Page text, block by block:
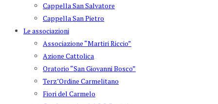
Cappella San Salvatore
Cappella San Pietro
Le associazioni
Associazione “Martiri Riccio”
Azione Cattolica
Oratorio “San Giovanni Bosco”
Terz’Ordine Carmelitano
Fiori del Carmelo